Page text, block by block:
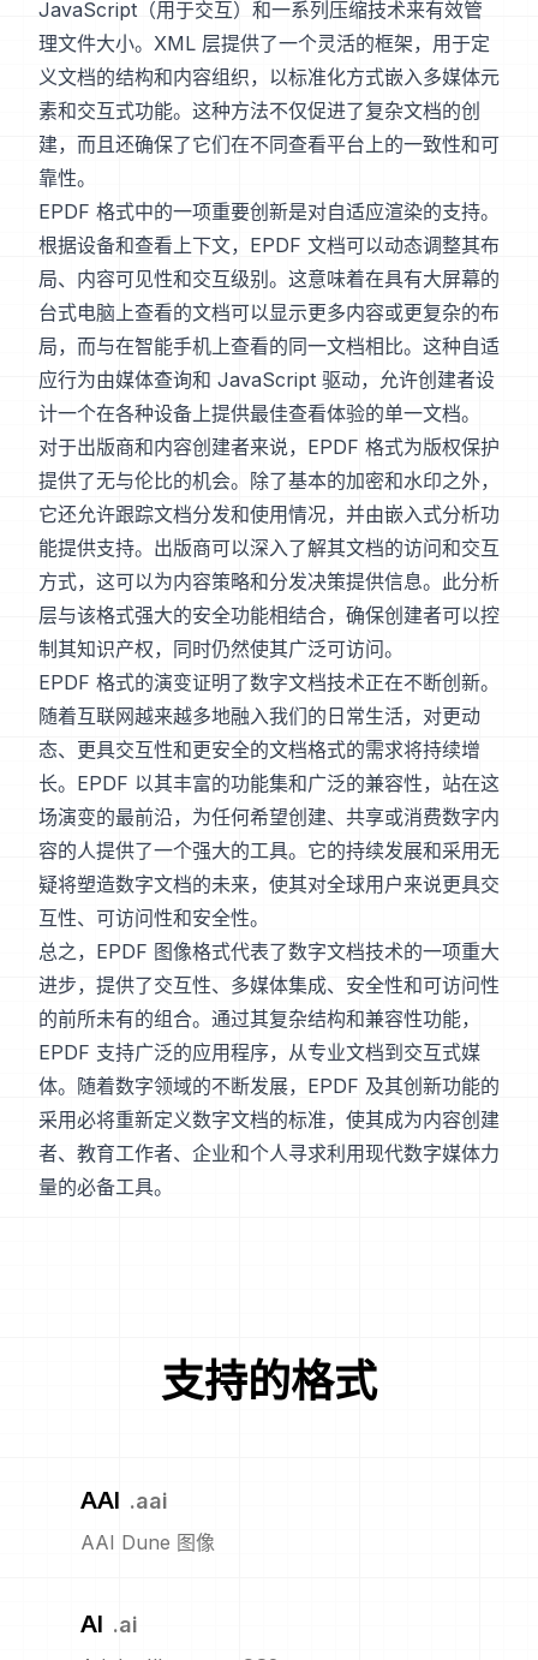
JavaScript（用于交互）和一系列压缩技术来有效管
理文件大小。XML 层提供了一个灵活的框架，用于定
义文档的结构和内容组织，以标准化方式嵌入多媒体元
素和交互式功能。这种方法不仅促进了复杂文档的创
建，而且还确保了它们在不同查看平台上的一致性和可
靠性。
EPDF 格式中的一项重要创新是对自适应渲染的支持。
根据设备和查看上下文，EPDF 文档可以动态调整其布
局、内容可见性和交互级别。这意味着在具有大屏幕的
台式电脑上查看的文档可以显示更多内容或更复杂的布
局，而与在智能手机上查看的同一文档相比。这种自适
应行为由媒体查询和 JavaScript 驱动，允许创建者设
计一个在各种设备上提供最佳查看体验的单一文档。
对于出版商和内容创建者来说，EPDF 格式为版权保护
提供了无与伦比的机会。除了基本的加密和水印之外，
它还允许跟踪文档分发和使用情况，并由嵌入式分析功
能提供支持。出版商可以深入了解其文档的访问和交互
方式，这可以为内容策略和分发决策提供信息。此分析
层与该格式强大的安全功能相结合，确保创建者可以控
制其知识产权，同时仍然使其广泛可访问。
EPDF 格式的演变证明了数字文档技术正在不断创新。
随着互联网越来越多地融入我们的日常生活，对更动
态、更具交互性和更安全的文档格式的需求将持续增
长。EPDF 以其丰富的功能集和广泛的兼容性，站在这
场演变的最前沿，为任何希望创建、共享或消费数字内
容的人提供了一个强大的工具。它的持续发展和采用无
疑将塑造数字文档的未来，使其对全球用户来说更具交
互性、可访问性和安全性。
总之，EPDF 图像格式代表了数字文档技术的一项重大
进步，提供了交互性、多媒体集成、安全性和可访问性
的前所未有的组合。通过其复杂结构和兼容性功能，
EPDF 支持广泛的应用程序，从专业文档到交互式媒
体。随着数字领域的不断发展，EPDF 及其创新功能的
采用必将重新定义数字文档的标准，使其成为内容创建
者、教育工作者、企业和个人寻求利用现代数字媒体力
量的必备工具。
支持的格式
AAI .aai
AAI Dune 图像
AI .ai